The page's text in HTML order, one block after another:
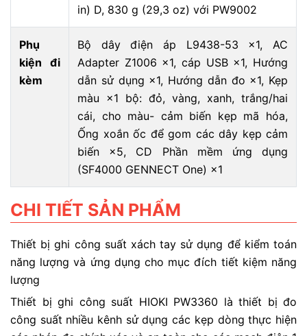
in) D, 830 g (29,3 oz) với PW9002
Phụ
kiện đi
kèm
Bộ dây điện áp L9438-53 ×1, AC
Adapter Z1006 ×1, cáp USB ×1, Hướng
dẫn sử dụng ×1, Hướng dẫn đo ×1, Kẹp
màu ×1 bộ: đỏ, vàng, xanh, trắng/hai
cái, cho màu- cảm biến kẹp mã hóa,
Ống xoắn ốc để gom các dây kẹp cảm
biến ×5, CD Phần mềm ứng dụng
(SF4000 GENNECT One) ×1
CHI TIẾT SẢN PHẨM
Thiết bị ghi công suất xách tay sử dụng để kiểm toán
năng lượng và ứng dụng cho mục đích tiết kiệm năng
lượng
Thiết bị ghi công suất HIOKI PW3360 là thiết bị đo
công suất nhiều kênh sử dụng các kẹp dòng thực hiện